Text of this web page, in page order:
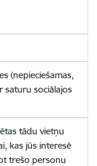
(nepieciešamas,
saturu sociālajos
tādu vietņu
kas jūs interesē
trešo personu